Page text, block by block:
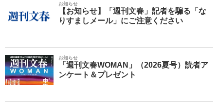
お知らせ
【お知らせ】「週刊文春」記者を騙る「な
りすましメール」にご注意ください
お知らせ
「週刊文春WOMAN」（2026夏号）読者ア
ンケート＆プレゼント